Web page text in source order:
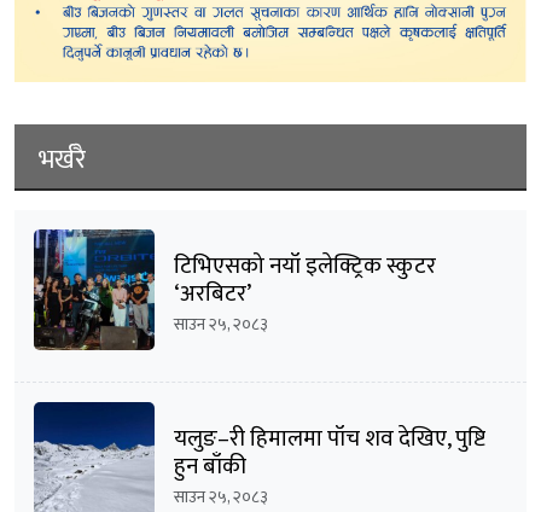
भर्खरै
टिभिएसको नयाँ इलेक्ट्रिक स्कुटर
‘अरबिटर’
साउन २५, २०८३
यलुङ–री हिमालमा पाँच शव देखिए, पुष्टि
हुन बाँकी
साउन २५, २०८३